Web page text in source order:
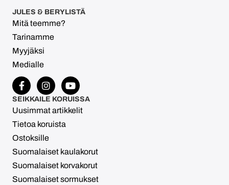
JULES & BERYLISTÄ
Mitä teemme?
Tarinamme
Myyjäksi
Medialle
SEIKKAILE KORUISSA
Uusimmat artikkelit
Tietoa koruista
Ostoksille
Suomalaiset kaulakorut
Suomalaiset korvakorut
Suomalaiset sormukset